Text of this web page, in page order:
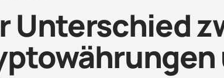
Unterschied